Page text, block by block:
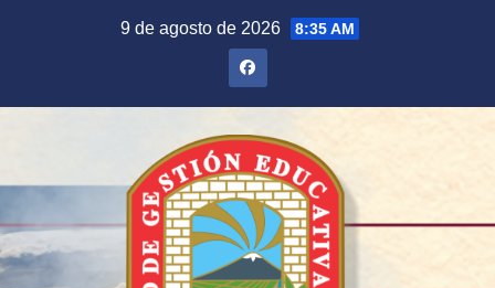
9 de agosto de 2026 8:35 AM